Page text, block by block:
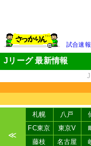
試合速報
Jリーグ 最新情報
≪
札幌 八戸
FC東京
東京V
藤枝
名古屋